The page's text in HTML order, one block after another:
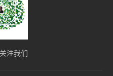
注我们